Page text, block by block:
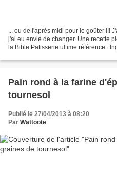
... ou de l'après midi pour le goûter !!!
j'ai eu envie de changer. Une recette
la Bible Patisserie ultime référence .
Pain rond à la farine
tournesol
Publié le 27/04/2013 à 08:20
Par Wattoote